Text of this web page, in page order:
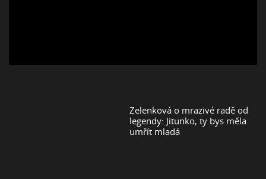
Zelenková o mrazivé radě od
legendy: Jitunko, ty bys měla
umřít mladá